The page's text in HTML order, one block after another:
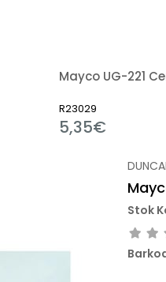
Mayco UG-221
R23029
5,35€